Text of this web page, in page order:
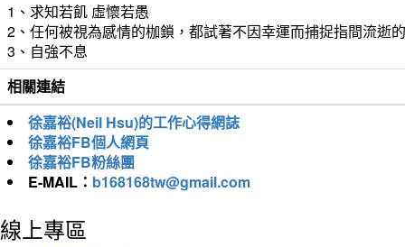
1、求知若飢 虛懷若愚
2、任何被視為感情的枷鎖，都試著不因幸運而捕捉指間流逝
3、自強不息
相關連結
徐嘉裕(Neil Hsu)的工作心得網誌
徐嘉裕FB個人網頁
徐嘉裕FB粉絲團
E-MAIL： b168168tw@gmail.com
線上專區